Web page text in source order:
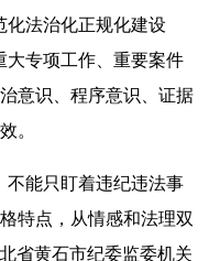
化法治化正规化建设
大专项工作、重要案件
意识、程序意识、证据
。
能只盯着违纪违法事
特点，从情感和法理双
省黄石市纪委监委机关